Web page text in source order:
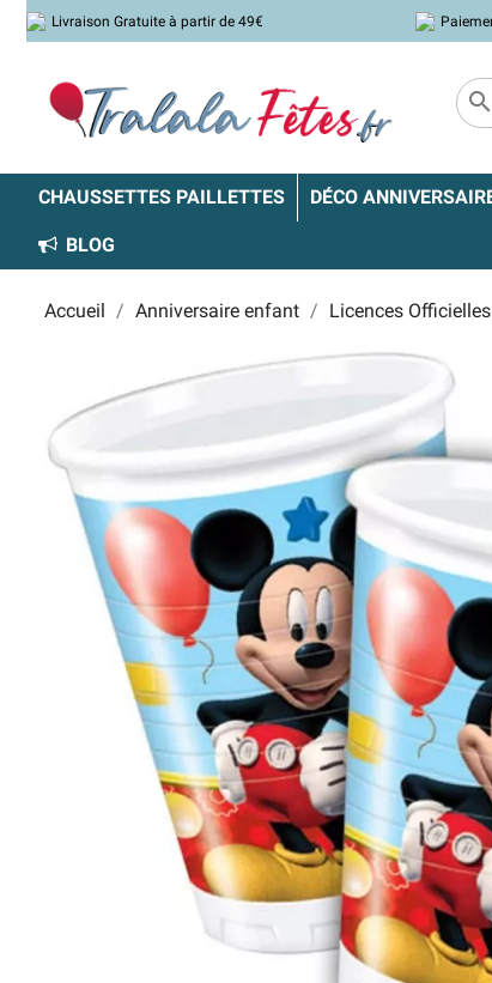
Livraison Gratuite à partir de 49€
search
CHAUSSETTES PAILLETTES DÉCO
BLOG
Accueil Anniversaire enfant Licences Officielles